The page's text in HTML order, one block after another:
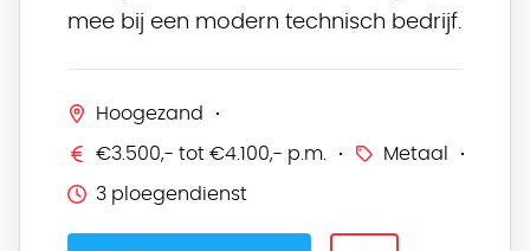
mee bij een modern technisch bedrijf.
Hoogezand
€3.500,- tot €4.100,- p.m. Metaal
3 ploegendienst